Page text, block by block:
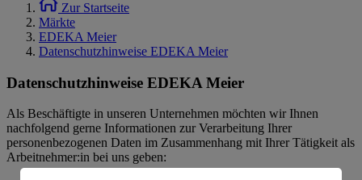
Zur Startseite
Märkte
EDEKA Meier
Datenschutzhinweise EDEKA Meier
Datenschutzhinweise EDEKA Meier
Als Beschäftigte in unseren Unternehmen möchten wir Ihnen
nachfolgend gerne Informationen zur Verarbeitung Ihrer
personenbezogenen Daten im Zusammenhang mit Ihrer Tätigkeit als
Arbeitnehmer:in bei uns geben: